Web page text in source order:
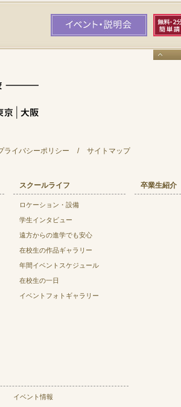
ライバシーポリシー / サイトマップ
スクールライフ
ロケーション・設備
学生インタビュー
遠方からの進学でも安心
在校生の作品ギャラリー
年間イベントスケジュール
在校生の一日
イベントフォトギャラリー
卒業生紹介
イベント情報